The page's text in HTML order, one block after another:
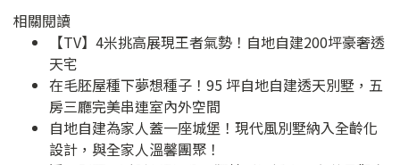
相關閱讀
【TV】4米挑高展現王者氣勢！自地自建200坪豪奢透
天宅
在毛胚屋種下夢想種子！95 坪自地自建透天別墅，五
房三廳完美串連室內外空間
自地自建為家人蓋一座城堡！現代風別墅納入全齡化
設計，與全家人溫馨團聚！